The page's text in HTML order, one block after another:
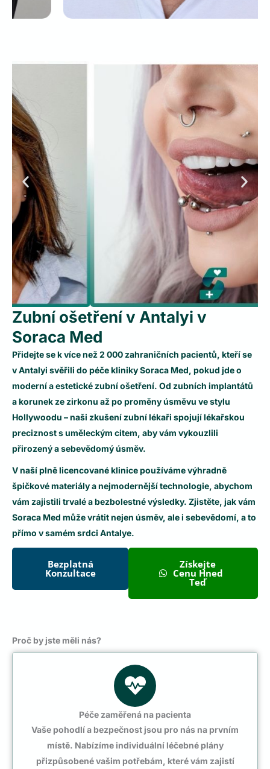
Zubní ošetření v Antalyi v
Soraca Med
Přidejte se k více než2 000 zahraničních pacientů, kteří se
vAntalyi svěřili do péče kliniky Soraca Med, pokud jde o
moderní a estetické zubní ošetření. Od zubních implantátů
akorunek ze zirkonu až po proměny úsměvu ve stylu
Hollywoodu – naši zkušení zubní lékaři spojují lékařskou
preciznost s uměleckým citem, aby vám vykouzlili
přirozený a sebevědomý úsměv.
V naší plně licencované klinice používáme výhradně
špičkové materiálya nejmodernější technologie, abychom
vám zajistili trvalé a bezbolestné výsledky. Zjistěte, jak vám
Soraca Med může vrátit nejen úsměv, ale i sebevědomí, a to
přímo v samém srdci Antalye.
Bezplatná
Konzultace
Získejte
Cenu Hned
Teď
Proč by jste měli nás?
Péče zaměřená na pacienta
Vaše pohodlí a bezpečnost jsou pro nás na prvním
místě. Nabízíme individuální léčebné plány
přizpůsobené vašim potřebám, které vám zajistí